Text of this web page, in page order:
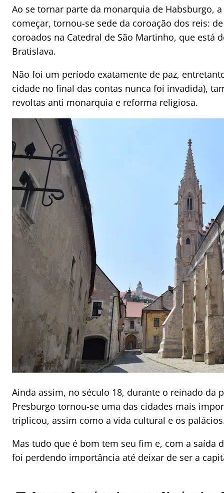
Ao se tornar parte da monarquia de Habsburgo,
começar, tornou-se sede da coroação dos reis:
coroados na Catedral de São Martinho, que está
Bratislava.
Não foi um período exatamente de paz,
cidade no final das contas nunca foi invadida),
revoltas anti monarquia e reforma religiosa.
Ainda assim, no século 18, durante o reinado da
Presburgo tornou-se uma das cidades mais
triplicou, assim como a vida cultural e os
Mas tudo que é bom tem seu fim e, com a saída
foi perdendo importância até deixar de ser a